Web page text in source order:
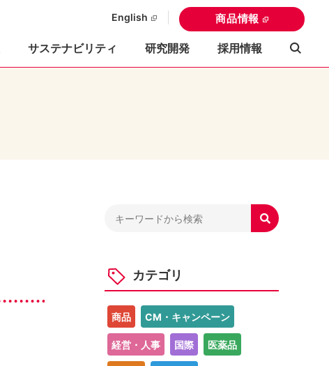
English 商品情報
サステナビリティ 研究開発 採用情報

カテゴリ
商品 CM・キャンペーン
経営・人事 国際 医薬品